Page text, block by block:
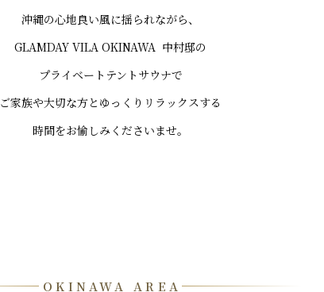
沖縄の心地良い風に揺られながら、
GLAMDAY VILA OKINAWA 中村邸の
プライベートテントサウナで
ご家族や大切な方とゆっくりリラックスする
時間をお愉しみくださいませ。
OKINAWA AREA